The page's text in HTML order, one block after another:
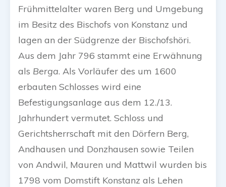
Frühmittelalter waren Berg und Umgebung
im Besitz des Bischofs von Konstanz und
lagen an der Südgrenze der Bischofshöri.
Aus dem Jahr 796 stammt eine Erwähnung
als Berga. Als Vorläufer des um 1600
erbauten Schlosses wird eine
Befestigungsanlage aus dem 12./13.
Jahrhundert vermutet. Schloss und
Gerichtsherrschaft mit den Dörfern Berg,
Andhausen und Donzhausen sowie Teilen
von Andwil, Mauren und Mattwil wurden bis
1798 vom Domstift Konstanz als Lehen